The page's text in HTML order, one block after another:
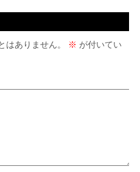
はありません。 ※ が付いてい